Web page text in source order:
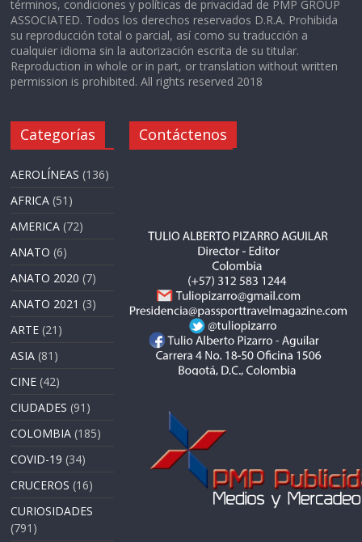
términos, condiciones y políticas de privacidad de PMP GROUP
ASSOCIATED. Todos los derechos reservados D.R.A. Prohibida
su reproducción total o parcial, así como su traducción a
cualquier idioma sin la autorización escrita de su titular.
Reproduction in whole or in part, or translation without written
permission is prohibited. All rights reserved 2018
Categorías
AEROLÍNEAS (136)
AFRICA (51)
AMERICA (72)
ANATO (6)
ANATO 2020 (7)
ANATO 2021 (3)
ARTE (21)
ASIA (81)
CINE (42)
CIUDADES (91)
COLOMBIA (185)
COVID-19 (34)
CRUCEROS (16)
CURIOSIDADES
(791)
Contáctenos